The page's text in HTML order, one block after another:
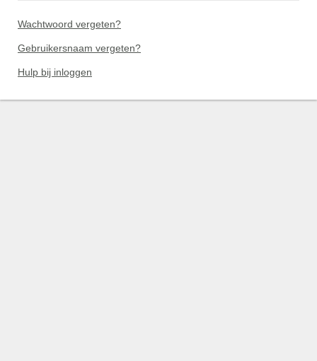
Wachtwoord vergeten?
Gebruikersnaam vergeten?
Hulp bij inloggen